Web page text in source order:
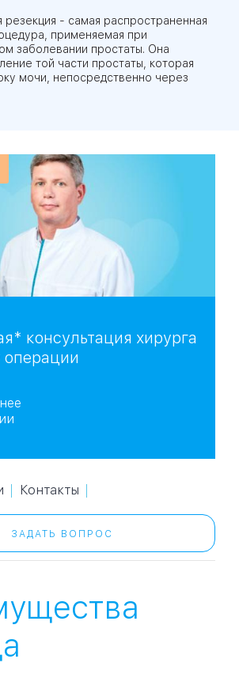
резекция - самая распространенная
применяемая при
заболевании простаты. Она
той части простаты, которая
мочи, непосредственно через
консультация хирурга
операции
Контакты
ЗАДАТЬ ВОПРОС